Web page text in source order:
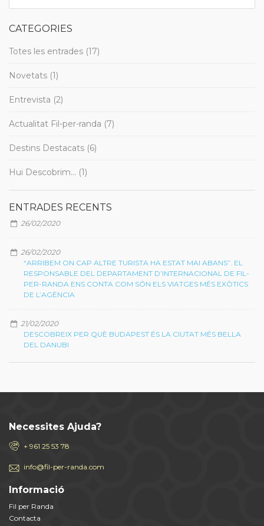
CATEGORIES
Totes les entrades (17)
Novetats (1)
Entrevista (2)
Actualitat Fil-per-randa (7)
Destins Destacats (6)
Hui Descobrim... (1)
ENTRADES RECENTS
26/02/2020
26/02/2020
“ARRIBEM ON CAP ALTRE TURISTA HA ESTAT MAI ABANS”. EL
RESPONSABLE DEL DEPARTAMENT D’INTERNACIONAL DE FIL-
PER-RANDA ENS CONTA COM SÓN ELS VIATGES MÉS EXÒTICS
DE L’AGÈNCIA
21/02/2020
DESCOBREIX PER QUÈ BUDAPEST ÉS LA CIUTAT MÉS BELLA
DEL DANUBI
Necessites Ajuda?
+ 961 25 53 78
info@fil-per-randa.com
Informació
Fil per Randa
Contacta